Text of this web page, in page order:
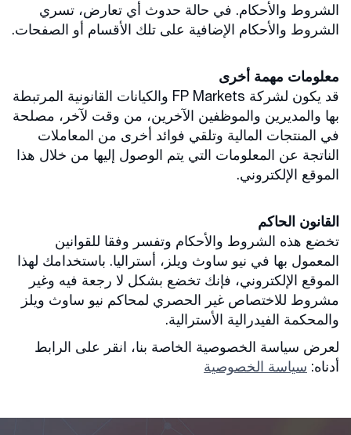
الشروط والأحكام. في حالة حدوث أي تعارض، تسري
الشروط والأحكام الإضافية على تلك الأقسام أو الصفحات.
معلومات مهمة أخرى
قد يكون لشركة FP Markets والكيانات القانونية المرتبطة
بها والمديرين والموظفين الآخرين، من وقت لآخر، مصلحة
في المنتجات المالية وتلقي فوائد أخرى من المعاملات
الناتجة عن المعلومات التي يتم الوصول إليها من خلال هذا
الموقع الإلكتروني.
القانون الحاكم
تخضع هذه الشروط والأحكام وتفسر وفقا للقوانين
المعمول بها في نيو ساوث ويلز، أستراليا. باستخدامك لهذا
الموقع الإلكتروني، فإنك تخضع بشكل لا رجعة فيه وغير
مشروط للاختصاص غير الحصري لمحاكم نيو ساوث ويلز
والمحكمة الفيدرالية الأسترالية.
لعرض سياسة الخصوصية الخاصة بنا، انقر على الرابط
أدناه: سياسة الخصوصية